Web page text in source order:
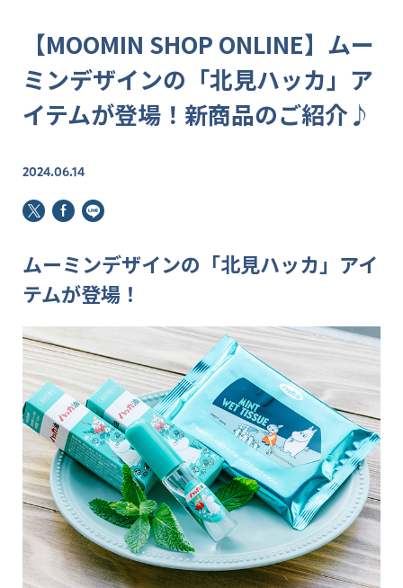
【MOOMIN SHOP ONLINE】ムー
ミンデザインの「北見ハッカ」ア
イテムが登場！新商品のご紹介♪
2024.06.14
ムーミンデザインの「北見ハッカ」アイ
テムが登場！